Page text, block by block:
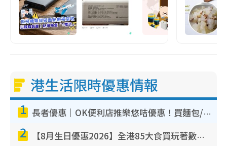
港生活限時優惠情報
1 長者優惠｜OK便利店推樂悠咭優惠！買麵包/牛奶/保健品拍卡即減
2 【8月生日優惠2026】全港85大食買玩著數攻略 自助餐/火鍋放題同行免費＋誠品/DONKI送現金券